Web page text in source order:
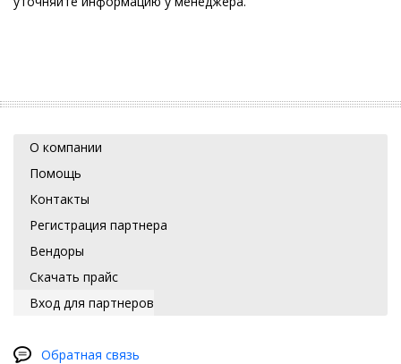
О компании
Помощь
Контакты
Регистрация партнера
Вендоры
Скачать прайс
Вход для партнеров
Обратная связь